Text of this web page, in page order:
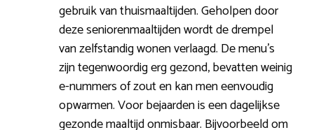
gebruik van thuismaaltijden. Geholpen door
deze seniorenmaaltijden wordt de drempel
van zelfstandig wonen verlaagd. De menu’s
zijn tegenwoordig erg gezond, bevatten weinig
e-nummers of zout en kan men eenvoudig
opwarmen. Voor bejaarden is een dagelijkse
gezonde maaltijd onmisbaar. Bijvoorbeeld om